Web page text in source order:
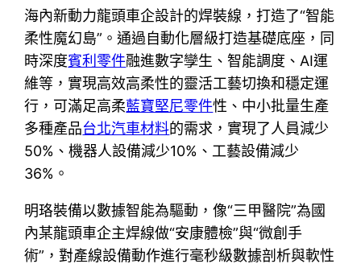
海內新動力龍頭車企設計的焊裝線，打造了“智能
柔性魔幻島”。通過自動化層級打造基礎底座，同
時深度賓利零件融進數字孿生、智能調度、AI運
維等，實現高效高柔性的靈活工藝切換和穩定運
行，可滿足高柔藍寶堅尼零件性、中小批量生產
多種產品台北汽車材料的需求，實現了人員減少
50%、機器人設備減少10%、工藝設備減少
36%。
明珞裝備以數據智能為驅動，像“三甲醫院”為國
內某龍頭車企主焊線做“安康體檢”與“微創手
術”，對產線設備動作進行毫秒級數據剖析與軟性